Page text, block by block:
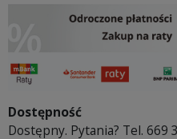
Dostępność
Dostępny. Pytania? Tel. 669